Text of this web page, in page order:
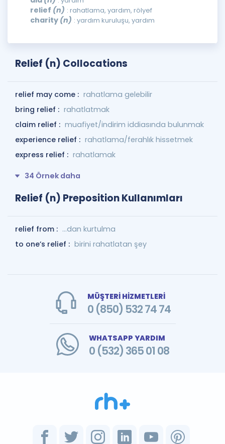
relief (n) : rahatlama, yardım, rölyef
charity (n) : yardım kuruluşu, yardım
Relief (n) Collocations
relief may come : rahatlama gelebilir
bring relief : rahatlatmak
claim relief : muafiyet/indirim iddiasında bulunmak
experience relief : rahatlama/ferahlık hissetmek
express relief : rahatlamak
34 Örnek daha
Relief (n) Preposition Kullanımları
relief from : ...dan kurtulma
to one’s relief : birini rahatlatan şey
MÜŞTERİ HİZMETLERİ
0 (850) 532 74 74
WHATSAPP YARDIM
0 (532) 365 01 08